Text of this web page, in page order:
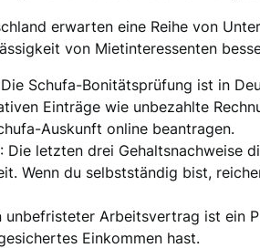
erwarten eine Reihe von
von Mietinteressenten
Schufa-Bonitätsprüfung ist in
Einträge wie unbezahlte
Auskunft online beantragen.
: Die letzten drei Gehaltsnachweise
Wenn du selbstständig bist,
unbefristeter Arbeitsvertrag ist ein
Einkommen hast.